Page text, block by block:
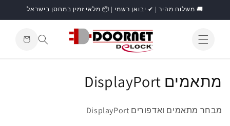
דילוג🚚 משלוח מהיר | ✔ יבואן רשמי | 📦 מלאי זמין במחסן בישראל
התחברות
קניות
ק
מתאמים DisplayPort
מבחר מתאמים ואדפורים